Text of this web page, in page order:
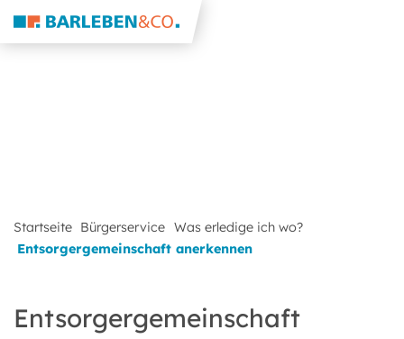
Startseite Bürgerservice Was erledige ich wo?
Entsorgergemeinschaft anerkennen
Entsorgergemeinschaft